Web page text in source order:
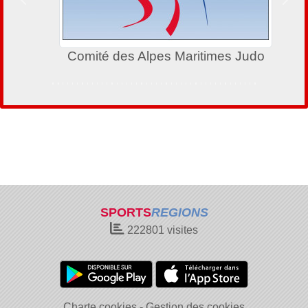
Comité des Alpes Maritimes Judo
SPORTSREGIONS
222801 visites